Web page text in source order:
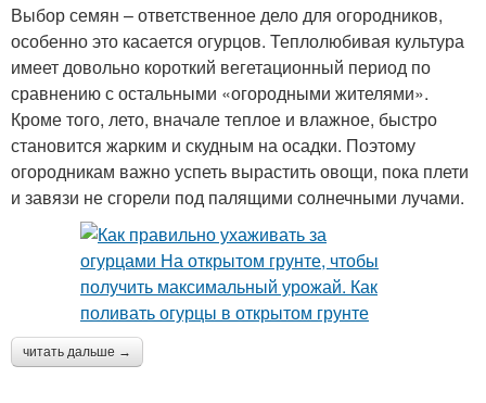
Выбор семян – ответственное дело для огородников,
особенно это касается огурцов. Теплолюбивая культура
имеет довольно короткий вегетационный период по
сравнению с остальными «огородными жителями».
Кроме того, лето, вначале теплое и влажное, быстро
становится жарким и скудным на осадки. Поэтому
огородникам важно успеть вырастить овощи, пока плети
и завязи не сгорели под палящими солнечными лучами.
читать дальше →